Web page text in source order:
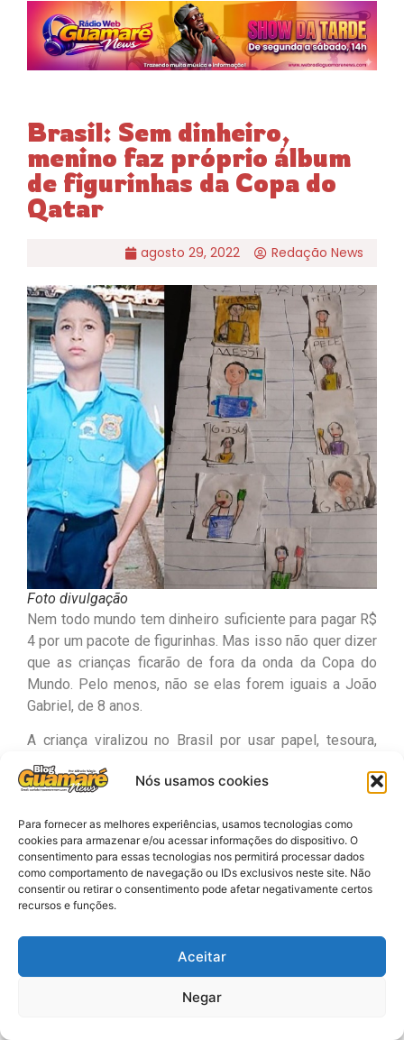
Nós usamos cookies
Para fornecer as melhores experiências, usamos tecnologias como
cookies para armazenar e/ou acessar informações do dispositivo. O
consentimento para essas tecnologias nos permitirá processar dados
como comportamento de navegação ou IDs exclusivos neste site. Não
consentir ou retirar o consentimento pode afetar negativamente certos
recursos e funções.
Aceitar
Negar
Brasil: Sem dinheiro,
menino faz próprio álbum
de figurinhas da Copa do
Qatar
agosto 29, 2022 Redação News
Foto divulgação
Nem todo mundo tem dinheiro suficiente para pagar R$
4 por um pacote de figurinhas. Mas isso não quer dizer
que as crianças ficarão de fora da onda da Copa do
Mundo. Pelo menos, não se elas forem iguais a João
Gabriel, de 8 anos.
A criança viralizou no Brasil por usar papel, tesoura,
lápis de cor e muita criatividade, para fazer o próprio
album da Copa.
“Passou uma reportagem sobre o álbum da Copa e ele
disse que queria um álbum. Eu cheguei do serviço e ele
disse que já tinha um. Quando fui ver, ele me explicou
que fez desenhado”, contou o pai João Teixeira,
feirante.
Portal 96 FM
WhatsApp
Facebook
Twitter
Email